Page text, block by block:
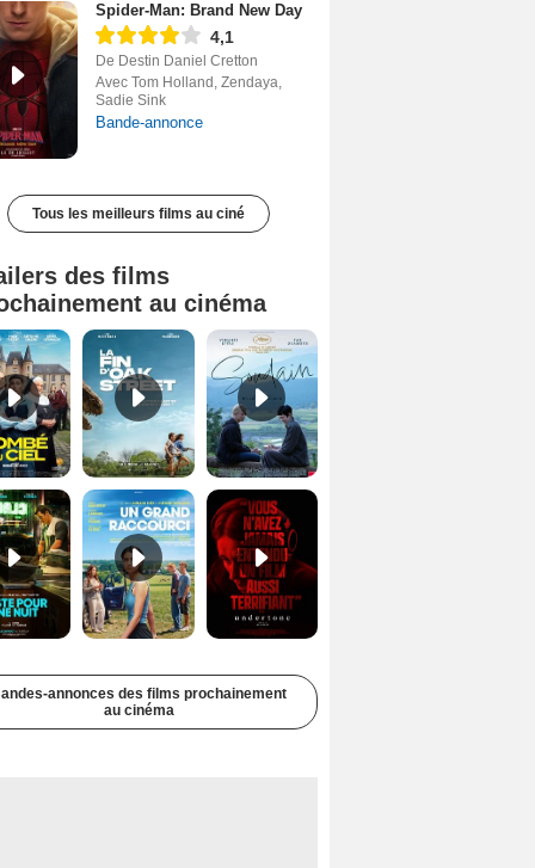
Spider-Man: Brand New Day
4,1
De Destin Daniel Cretton
Avec Tom Holland, Zendaya,
Sadie Sink
Bande-annonce
Tous les meilleurs films au ciné
des films
au cinéma
Tombé du ciel Bande-annonce VF La fin d’Oak Street Bande-annonce VO STFR
Juste pour une nuit Bande-annonce VO STFR Un grand raccourci Bande-annonce VF Undertone Bande-annonce VO STFR
annonces des films prochainement
au cinéma